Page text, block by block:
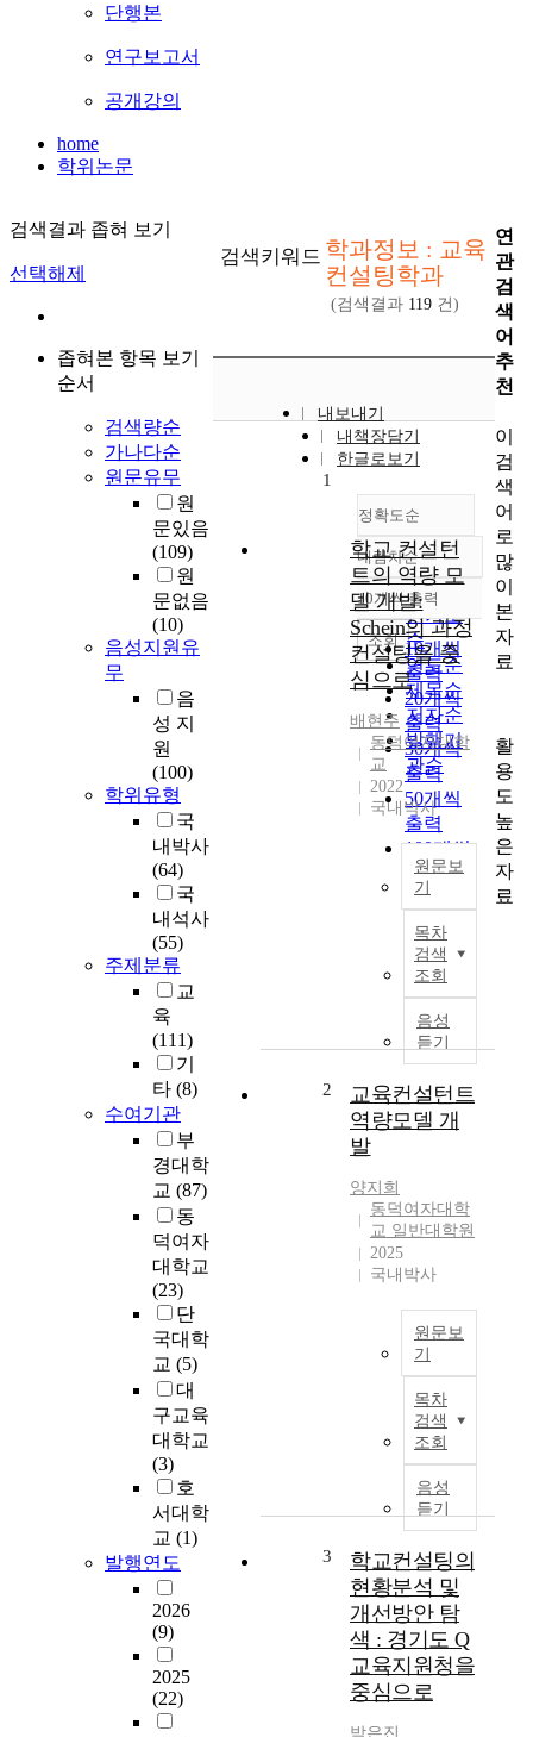
단행본
연구보고서
공개강의
home
학위논문
검색결과 좁혀 보기
선택해제
좁혀본 항목 보기
순서
검색량순
가나다순
원문유무
원
문있음
(109)
원
문없음
(10)
음성지원유
무
음
성 지
원
(100)
학위유형
국
내박사
(64)
국
내석사
(55)
주제분류
교
육
(111)
기
타 (8)
수여기관
부
경대학
교 (87)
동
덕여자
대학교
(23)
단
국대학
교 (5)
대
구교육
대학교
(3)
호
서대학
교 (1)
발행연도
2026
(9)
2025
(22)
검색키워드 학과정보 : 교육
컨설팅학과
(검색결과 119 건)
내보내기
내책장담기
한글로보기
정확도순
정확도
순
인기도
순
연도순
제목순
저자순
발행기
관순
내림차순
내림차순
10개씩 출력
10개씩
출력
20개씩
출력
30개씩
출력
50개씩
출력
100개씩
출력
조회
1
학교 컨설턴
트의 역량 모
델 개발:
Schein의 과정
컨설팅을 중
심으로
배현주
동덕여자대학
교
2022
국내박사
원문보
기
목차
검색
조회
음성
듣기
은
2
교육컨설턴트
역량모델 개
발
양지희
동덕여자대학
교 일반대학원
2025
국내박사
원문보
기
목차
검색
조회
음성
듣기
3
학교컨설팅의
현황분석 및
개선방안 탐
색 : 경기도 Q
교육지원청을
중심으로
박은진
연
관
검
색
어
추
천
이
검
색
어
로
많
이
본
자
료
활
용
도
높
은
자
료